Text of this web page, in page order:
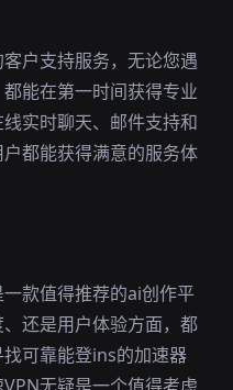
户支持服务，无论您遇
能在第一时间获得专业
实时聊天、邮件支持和
都能获得满意的服务体
款值得推荐的ai创作平
还是用户体验方面，都
可靠能登ins的加速器